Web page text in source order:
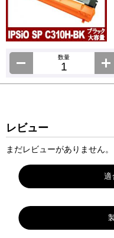
数量
レビュー
まだレビューがありません。
製品スペック